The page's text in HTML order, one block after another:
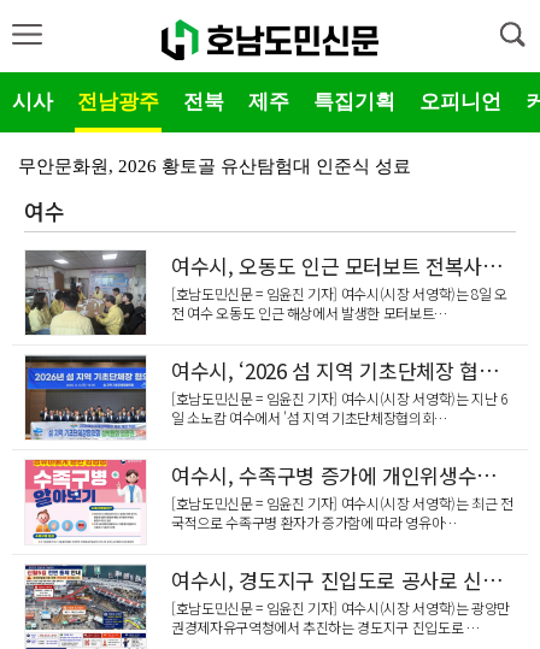
시사 전남광주 전북 제주 특집기획 오피니언
무안문화원, 2026 황토골 유산탐험대 인준식 성료
영암군, 캄보디아 외국인 계절노동자 20명 입국
영암군, 지친 공직자 마음 돌보는 ‘찾아가는 심리상담’…
영암군, 2026년 1분기 생활인구 71만 5천 명 재…
곡성군, 온라인 판로 확대 위한 곡성몰 신규 입점 업체…
곡성군, 벼 병해충 확산 방지를 위한 현장 기술지원 나…
곡성군, 제8회 조태일문학상에 박두규 시인 선정
곡성어린이도서관, 무더위 식히는 문화쉼터로 변신
여수
여수시, 오동도 인근 모터보트 전복사고 발생 실종자 수색· 탑승자 가족 지원 총력
[호남도민신문 = 임윤진 기자] 여수시(시장 서영학)는 8일 오
전 여수 오동도 인근 해상에서 발생한 모터보트…
여수시, ‘2026 섬 지역 기초단체장 협의회’ 정기회의 개최
[호남도민신문 = 임윤진 기자] 여수시(시장 서영학)는 지난 6
일 소노캄 여수에서 '섬 지역 기초단체장협의회…
여수시, 수족구병 증가에 개인위생수칙 준수 당부
[호남도민신문 = 임윤진 기자] 여수시(시장 서영학)는 최근 전
국적으로 수족구병 환자가 증가함에 따라 영유아…
여수시, 경도지구 진입도로 공사로 신월5길 일부 구간 차량 통제
[호남도민신문 = 임윤진 기자] 여수시(시장 서영학)는 광양만
권경제자유구역청에서 추진하는 경도지구 진입도로 …